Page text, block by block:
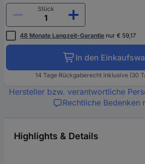
Stück
48 Monate Langzeit-Garantie nur € 59,17
In den
14 Tage Rückgaberecht inklusive (30
Hersteller bzw. verantwortliche
Rechtliche Bedenken
Highlights & Details